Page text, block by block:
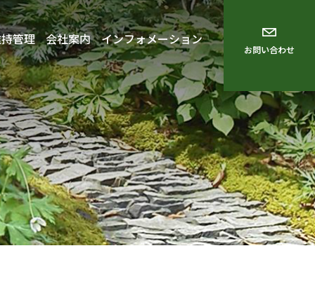
管理 会社案内 インフォメーション
お問い合わせ